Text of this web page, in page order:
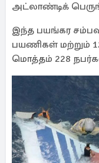
அட்லாண்டிக்
இந்த பயங்கர
பயணிகள் மற்றும்
மொத்தம் 228